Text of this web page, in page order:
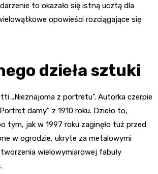
to okazało się istną ucztą dla
opowieści rozciągające się
dzieła sztuki
„Nieznajoma z portretu”. Autorka czerpie
damy” z 1910 roku. Dzieło to,
tym, jak w 1997 roku zaginęło tuż przed
w ogrodzie, ukryte za metalowymi
wielowymiarowej fabuły